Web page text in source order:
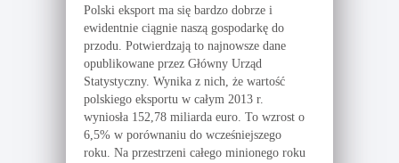
Polski eksport ma się bardzo dobrze i
ewidentnie ciągnie naszą gospodarkę do
przodu. Potwierdzają to najnowsze dane
opublikowane przez Główny Urząd
Statystyczny. Wynika z nich, że wartość
polskiego eksportu w całym 2013 r.
wyniosła 152,78 miliarda euro. To wzrost o
6,5% w porównaniu do wcześniejszego
roku. Na przestrzeni całego minionego roku